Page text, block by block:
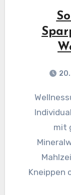
Wellnessurlaub zum Sparpreis: Sommer
mit
Kneippen